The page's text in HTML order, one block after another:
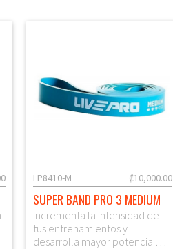
₡10,000.00
LP8410-M
SUPER BAND PRO 3 MEDIUM
Incrementa la intensidad de
tus entrenamientos y
desarrolla mayor potencia …